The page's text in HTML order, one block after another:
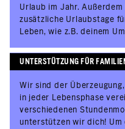
Urlaub im Jahr.
zusätzliche Urlaubstage
Leben, wie z.B. deinem
UNTERSTÜTZUNG FÜR
Wir sind der
in jeder Lebensphase
verschiedenen
unterstützen wir dich! Um